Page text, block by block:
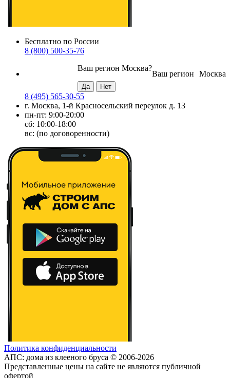
Бесплатно по России
8 (800) 500-35-76
Москва
Ваш регион
Ваш регион Москва?
8 (495) 565-30-55
г. Москва, 1-й Красносельский переулок д. 13
пн-пт: 9:00-20:00
сб: 10:00-18:00
вс: (по договоренности)
Политика конфиденциальности
АПС: дома из клееного бруса © 2006-2026
Представленные цены на сайте не являются публичной
офертой